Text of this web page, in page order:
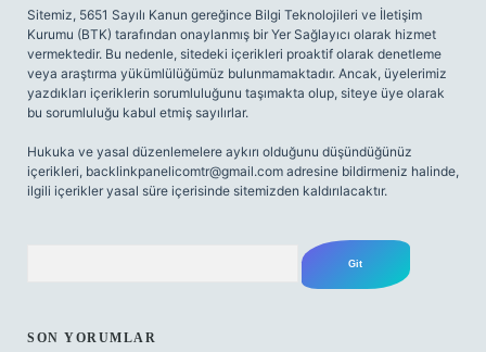
Sitemiz, 5651 Sayılı Kanun gereğince Bilgi Teknolojileri ve İletişim
Kurumu (BTK) tarafından onaylanmış bir Yer Sağlayıcı olarak hizmet
vermektedir. Bu nedenle, sitedeki içerikleri proaktif olarak denetleme
veya araştırma yükümlülüğümüz bulunmamaktadır. Ancak, üyelerimiz
yazdıkları içeriklerin sorumluluğunu taşımakta olup, siteye üye olarak
bu sorumluluğu kabul etmiş sayılırlar.
Hukuka ve yasal düzenlemelere aykırı olduğunu düşündüğünüz
içerikleri, backlinkpanelicomtr@gmail.com adresine bildirmeniz halinde,
ilgili içerikler yasal süre içerisinde sitemizden kaldırılacaktır.
SON YORUMLAR